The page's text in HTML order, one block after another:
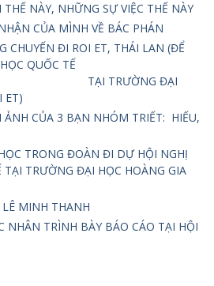
NÀY, NHỮNG SỰ VIỆC THẾ NÀY
CỦA MÌNH VỀ BÁC PHÁN
CHUYẾN ĐI ROI ET, THÁI LAN (ĐỂ
QUỐC TẾ
ĐẠI
ET)
ẢNH CỦA 3 BẠN NHÓM TRIẾT: HIẾU,
TRONG ĐOÀN ĐI DỰ HỘI NGHỊ
TẠI TRƯỜNG ĐẠI HỌC HOÀNG GIA
MINH THANH
NHÂN TRÌNH BÀY BÁO CÁO TẠI HỘI